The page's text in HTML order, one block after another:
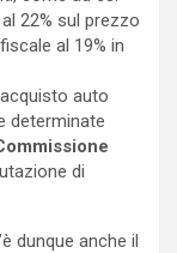
22% sul prezzo
al 19% in
auto
determinate
di
dunque anche il